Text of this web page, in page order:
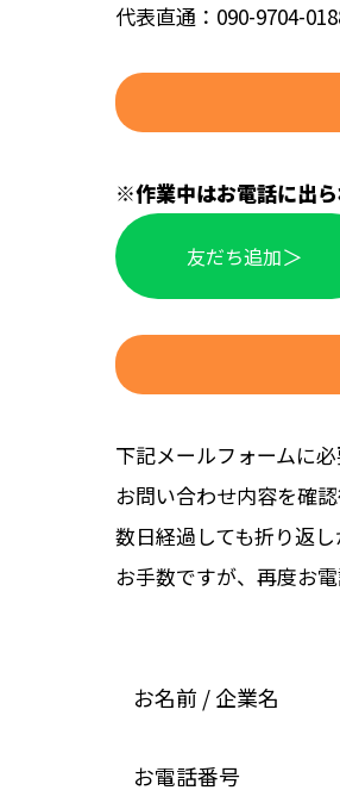
代表直通： 090-9704-
※作業中はお電話に出ら
友だち追加＞
下記メールフォームに
お問い合わせ内容を確
数日経過しても折り返
お手数ですが、再度お
お名前 / 企業名
お電話番号